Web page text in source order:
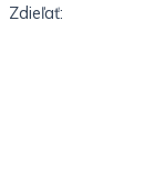
Zdieľať: